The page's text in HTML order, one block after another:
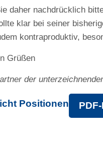
daher nachdrücklich
klar bei seiner
kontraproduktiv,
Grüßen
der
Positionen